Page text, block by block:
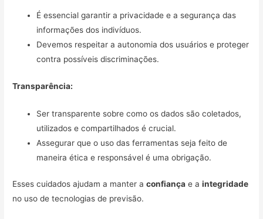
É essencial garantir a privacidade e a segurança das
informações dos indivíduos.
Devemos respeitar a autonomia dos usuários e proteger
contra possíveis discriminações.
Transparência:
Ser transparente sobre como os dados são coletados,
utilizados e compartilhados é crucial.
Assegurar que o uso das ferramentas seja feito de
maneira ética e responsável é uma obrigação.
Esses cuidados ajudam a manter aconfiança e aintegridade
no uso de tecnologias de previsão.